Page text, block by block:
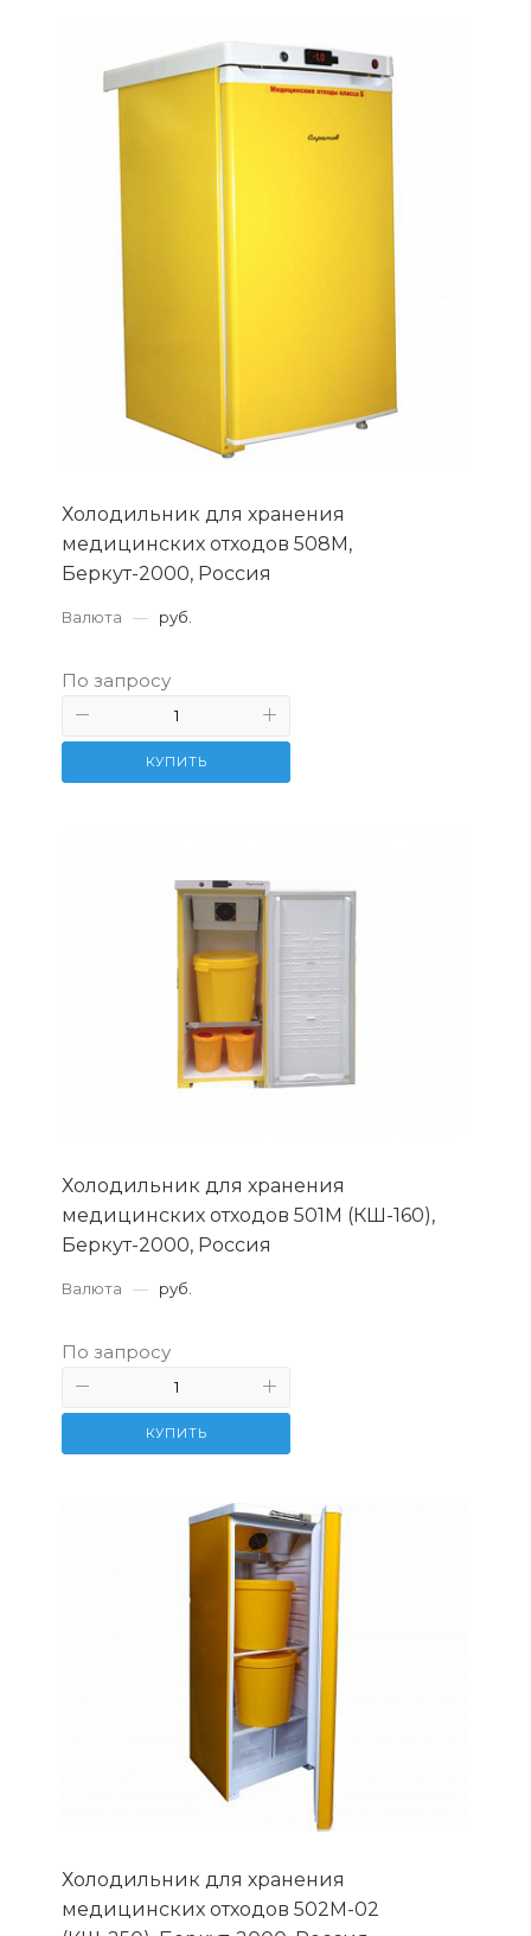
Холодильник для хранения
медицинских отходов 508М,
Беркут-2000, Россия
Валюта — руб.
По запросу
КУПИТЬ
Холодильник для хранения
медицинских отходов 501М (КШ-160),
Беркут-2000, Россия
Валюта — руб.
По запросу
КУПИТЬ
Холодильник для хранения
медицинских отходов 502М-02